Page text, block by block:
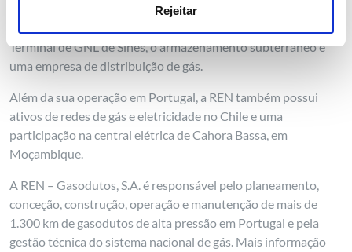
Rejeitar
eletricidade em Portugal, bem como outras concessões de
atividades relacionadas com o gás em Portugal, como o
Terminal de GNL de Sines, o armazenamento subterrâneo e
uma empresa de distribuição de gás.
Além da sua operação em Portugal, a REN também possui
ativos de redes de gás e eletricidade no Chile e uma
participação na central elétrica de Cahora Bassa, em
Moçambique.
A REN – Gasodutos, S.A. é responsável pelo planeamento,
conceção, construção, operação e manutenção de mais de
1.300 km de gasodutos de alta pressão em Portugal e pela
gestão técnica do sistema nacional de gás. Mais informação